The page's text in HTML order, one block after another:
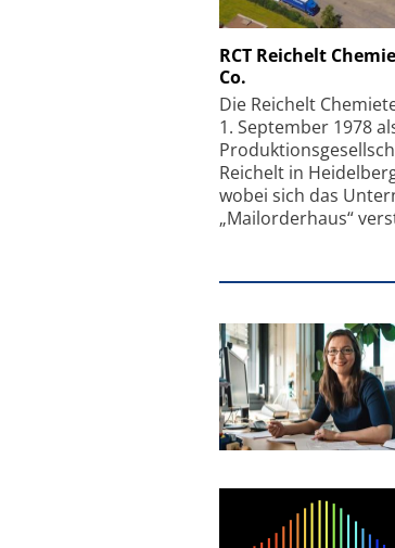
RCT Reichelt
Co.
Die Reichelt
1. September 1978
Reichelt in
wobei sich das
„Mailorderhaus“